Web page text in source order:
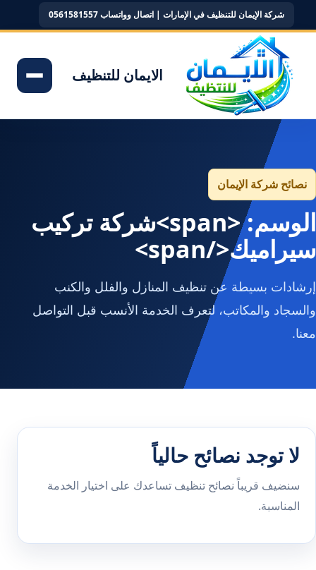
شركة الإيمان للتنظيف في الإمارات | اتصال وواتساب 0561581557
الايمان للتنظيف
نصائح شركة الإيمان
الوسم: <span>شركة تركيب
سيراميك</span>
إرشادات بسيطة عن تنظيف المنازل والفلل والكنب
والسجاد والمكاتب، لتعرف الخدمة الأنسب قبل التواصل
معنا.
لا توجد نصائح حالياً
سنضيف قريباً نصائح تنظيف تساعدك على اختيار الخدمة
المناسبة.